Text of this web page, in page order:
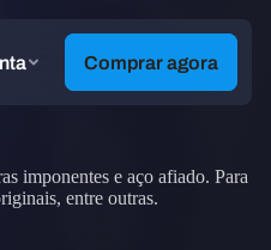
imponentes e aço afiado. Para
entre outras.